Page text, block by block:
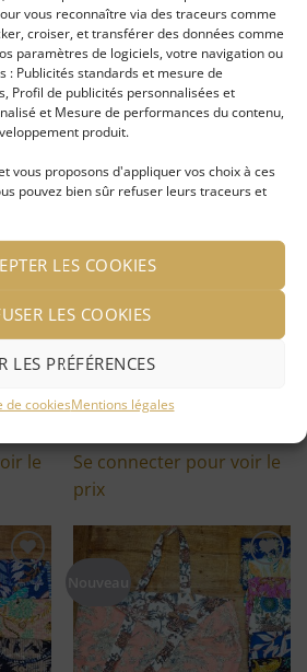
vous reconnaître via des traceurs comme
croiser, et transférer des données comme
paramètres de logiciels, votre navigation ou
: Publicités standards et mesure de
Profil de publicités personnalisées et
et Mesure de performances du contenu,
produit.
vous proposons d'appliquer vos choix à ces
pouvez bien sûr refuser leurs traceurs et
LES COOKIES
LES COOKIES
LES PRÉFÉRENCES
de cookiesMentions légales
le
Se connecter pour voir le
prix
à ma
liste
le
Nouveau
Ajouter
à ma
liste
Housse pour ordinateur
tissu Kantha – 13 pouces
LIRE LA SUITE
Se connecter pour voir le
prix
à ma
liste
Ajouter
à ma
liste
d'envies